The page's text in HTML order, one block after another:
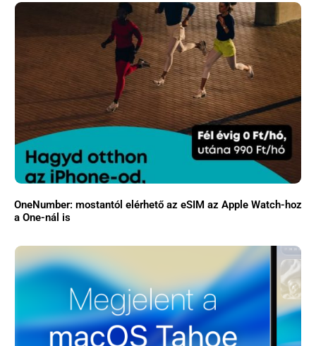
OneNumber: mostantól elérhető az eSIM az Apple Watch-hoz
a One-nál is